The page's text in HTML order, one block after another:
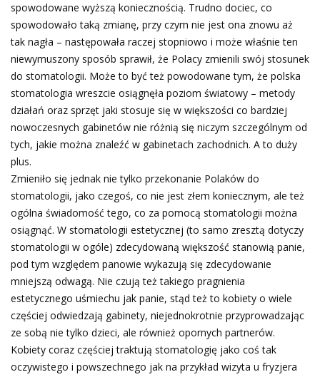
spowodowane wyższą koniecznością. Trudno dociec, co
spowodowało taką zmianę, przy czym nie jest ona znowu aż
tak nagła – następowała raczej stopniowo i może właśnie ten
niewymuszony sposób sprawił, że Polacy zmienili swój stosunek
do stomatologii. Może to być też powodowane tym, że polska
stomatologia wreszcie osiągnęła poziom światowy – metody
działań oraz sprzęt jaki stosuje się w większości co bardziej
nowoczesnych gabinetów nie różnią się niczym szczególnym od
tych, jakie można znaleźć w gabinetach zachodnich. A to duży
plus.
Zmieniło się jednak nie tylko przekonanie Polaków do
stomatologii, jako czegoś, co nie jest złem koniecznym, ale też
ogólna świadomość tego, co za pomocą stomatologii można
osiągnąć. W stomatologii estetycznej (to samo zresztą dotyczy
stomatologii w ogóle) zdecydowaną większość stanowią panie,
pod tym względem panowie wykazują się zdecydowanie
mniejszą odwagą. Nie czują też takiego pragnienia
estetycznego uśmiechu jak panie, stąd też to kobiety o wiele
częściej odwiedzają gabinety, niejednokrotnie przyprowadzając
ze sobą nie tylko dzieci, ale również opornych partnerów.
Kobiety coraz częściej traktują stomatologię jako coś tak
oczywistego i powszechnego jak na przykład wizyta u fryzjera